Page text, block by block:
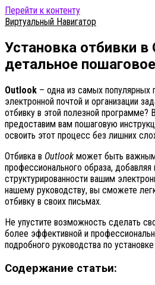
Перейти к контенту
Виртуальный Навигатор
Установка отбивки в
детальное
Outlook – одна из самых
электронной почтой и организации
отбивку в этой полезной
предоставим вам пошаговую
освоить этот процесс без лишних
Отбивка в Outlook может быть
профессионального образа,
структурированности вашим
нашему руководству, вы сможете
отбивку в своих письмах.
Не упустите возможность сделать
более эффективной и
подробного руководства по
Содержание статьи: